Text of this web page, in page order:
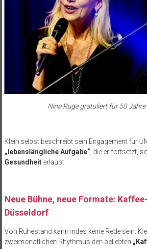
Nina Ruge gratuliert für 50 Jahre
Klein selbst beschreibt sein Engagement für
„lebenslängliche Aufgabe“, die er fortsetzt,
Gesundheiterlaubt.
Neue Bühne, neue Formate:
Düsseldorf
Von Ruhestand kann indes keine Rede sein.
zweimonatlichen Rhythmus den beliebten